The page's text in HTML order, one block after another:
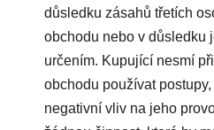
důsledku zásahů třetích
obchodu nebo v důsledku
určením. Kupující nesmí
obchodu používat
negativní vliv na jeho